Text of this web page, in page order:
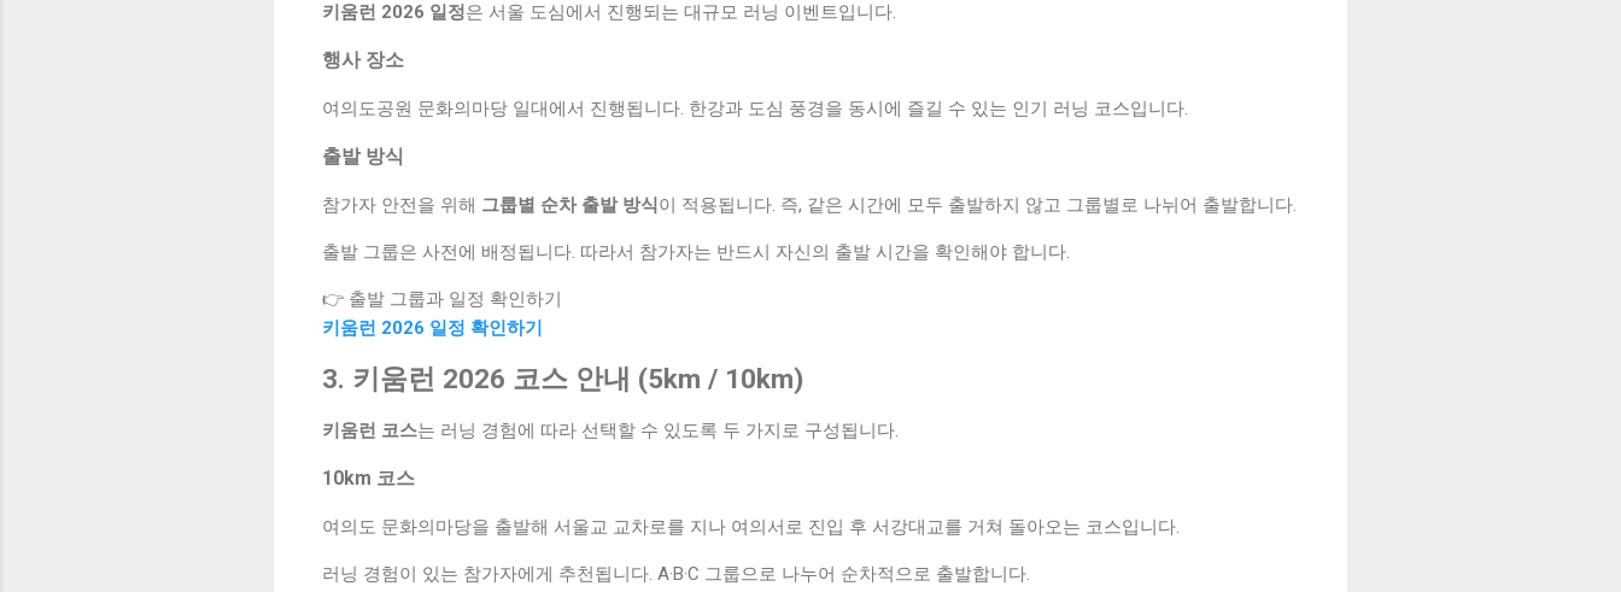
키움런 2026 일정은 서울 도심에서 진행되는 대규모 러닝 이벤트입니다.
행사 장소
여의도공원 문화의마당 일대에서 진행됩니다. 한강과 도심 풍경을 동시에 즐길 수 있는 인기 러닝 코스입니다.
출발 방식
참가자 안전을 위해 그룹별 순차 출발 방식이 적용됩니다. 즉, 같은 시간에 모두 출발하지 않고 그룹별로 나뉘어 출발합니다.
출발 그룹은 사전에 배정됩니다. 따라서 참가자는 반드시 자신의 출발 시간을 확인해야 합니다.
👉 출발 그룹과 일정 확인하기
키움런 2026 일정 확인하기
3. 키움런 2026 코스 안내 (5km / 10km)
키움런 코스는 러닝 경험에 따라 선택할 수 있도록 두 가지로 구성됩니다.
10km 코스
여의도 문화의마당을 출발해 서울교 교차로를 지나 여의서로 진입 후 서강대교를 거쳐 돌아오는 코스입니다.
러닝 경험이 있는 참가자에게 추천됩니다. A·B·C 그룹으로 나누어 순차적으로 출발합니다.